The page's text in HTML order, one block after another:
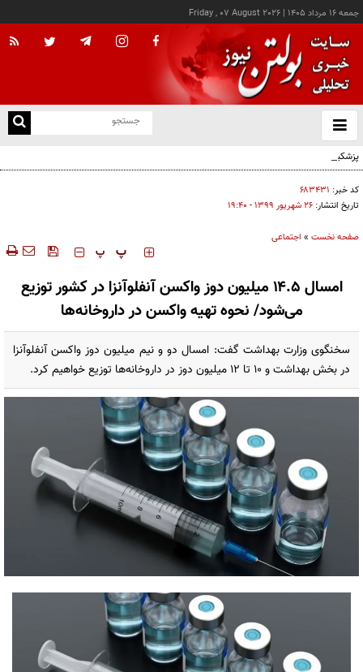
جمعه ۱۶ مرداد ۱۴۰۵ |
Friday , 07 August 2026
باز
و
پزشکیان: خدمت بی‌منت و مشارکت مردمی، پایه حل مشکلات کشور است
کد خبر: ۶۸۳۴۳۱
تاریخ انتشار: ۲۶ شهريور ۱۳۹۹ - ۱۹:۴۰
صفحه نخست » اجتماعی
‍‍‍ پ پ
امسال ۱۴.۵ میلیون دوز واکسن آنفلوآنزا در کشور توزیع
می‌شود/ نحوه تهیه واکسن در داروخانه‌ها
سخنگوی وزارت بهداشت گفت: امسال دو و نیم میلیون دوز واکسن آنفلوآنزا
در بخش بهداشت و 10 تا 12 میلیون دوز در داروخانه‌ها توزیع خواهیم کرد.